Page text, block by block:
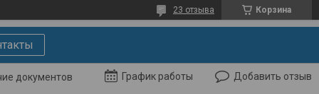
Корзина
23 отзыва
документов График работы Добавить отзыв